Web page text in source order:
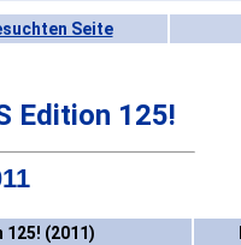
Seite
Edition 125!
125! (2011)